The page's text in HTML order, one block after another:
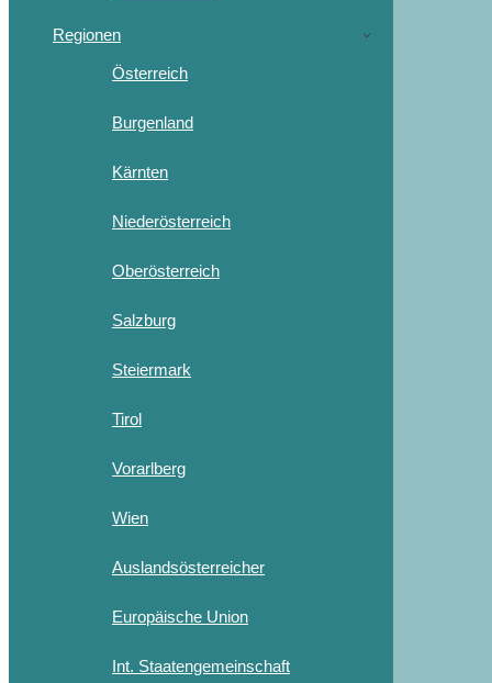
Regionen
Österreich
Burgenland
Kärnten
Niederösterreich
Oberösterreich
Salzburg
Steiermark
Tirol
Vorarlberg
Wien
Auslandsösterreicher
Europäische Union
Int. Staatengemeinschaft